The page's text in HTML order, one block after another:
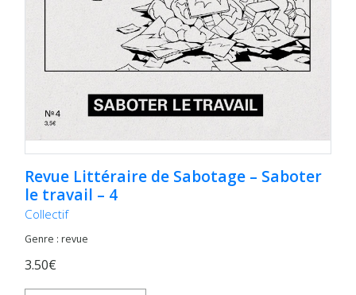
Revue Littéraire de Sabotage – Saboter
le travail – 4
Collectif
Genre : revue
3.50€